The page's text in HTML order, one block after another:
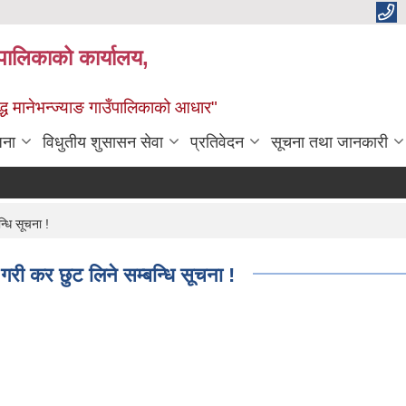
कार्यालय,
गाउँपालिकाको आधार"
विधुतीय शुसासन सेवा प्रतिवेदन सूचना तथा जानकारी
सूचना !
कर छुट लिने सम्बन्धि सूचना !